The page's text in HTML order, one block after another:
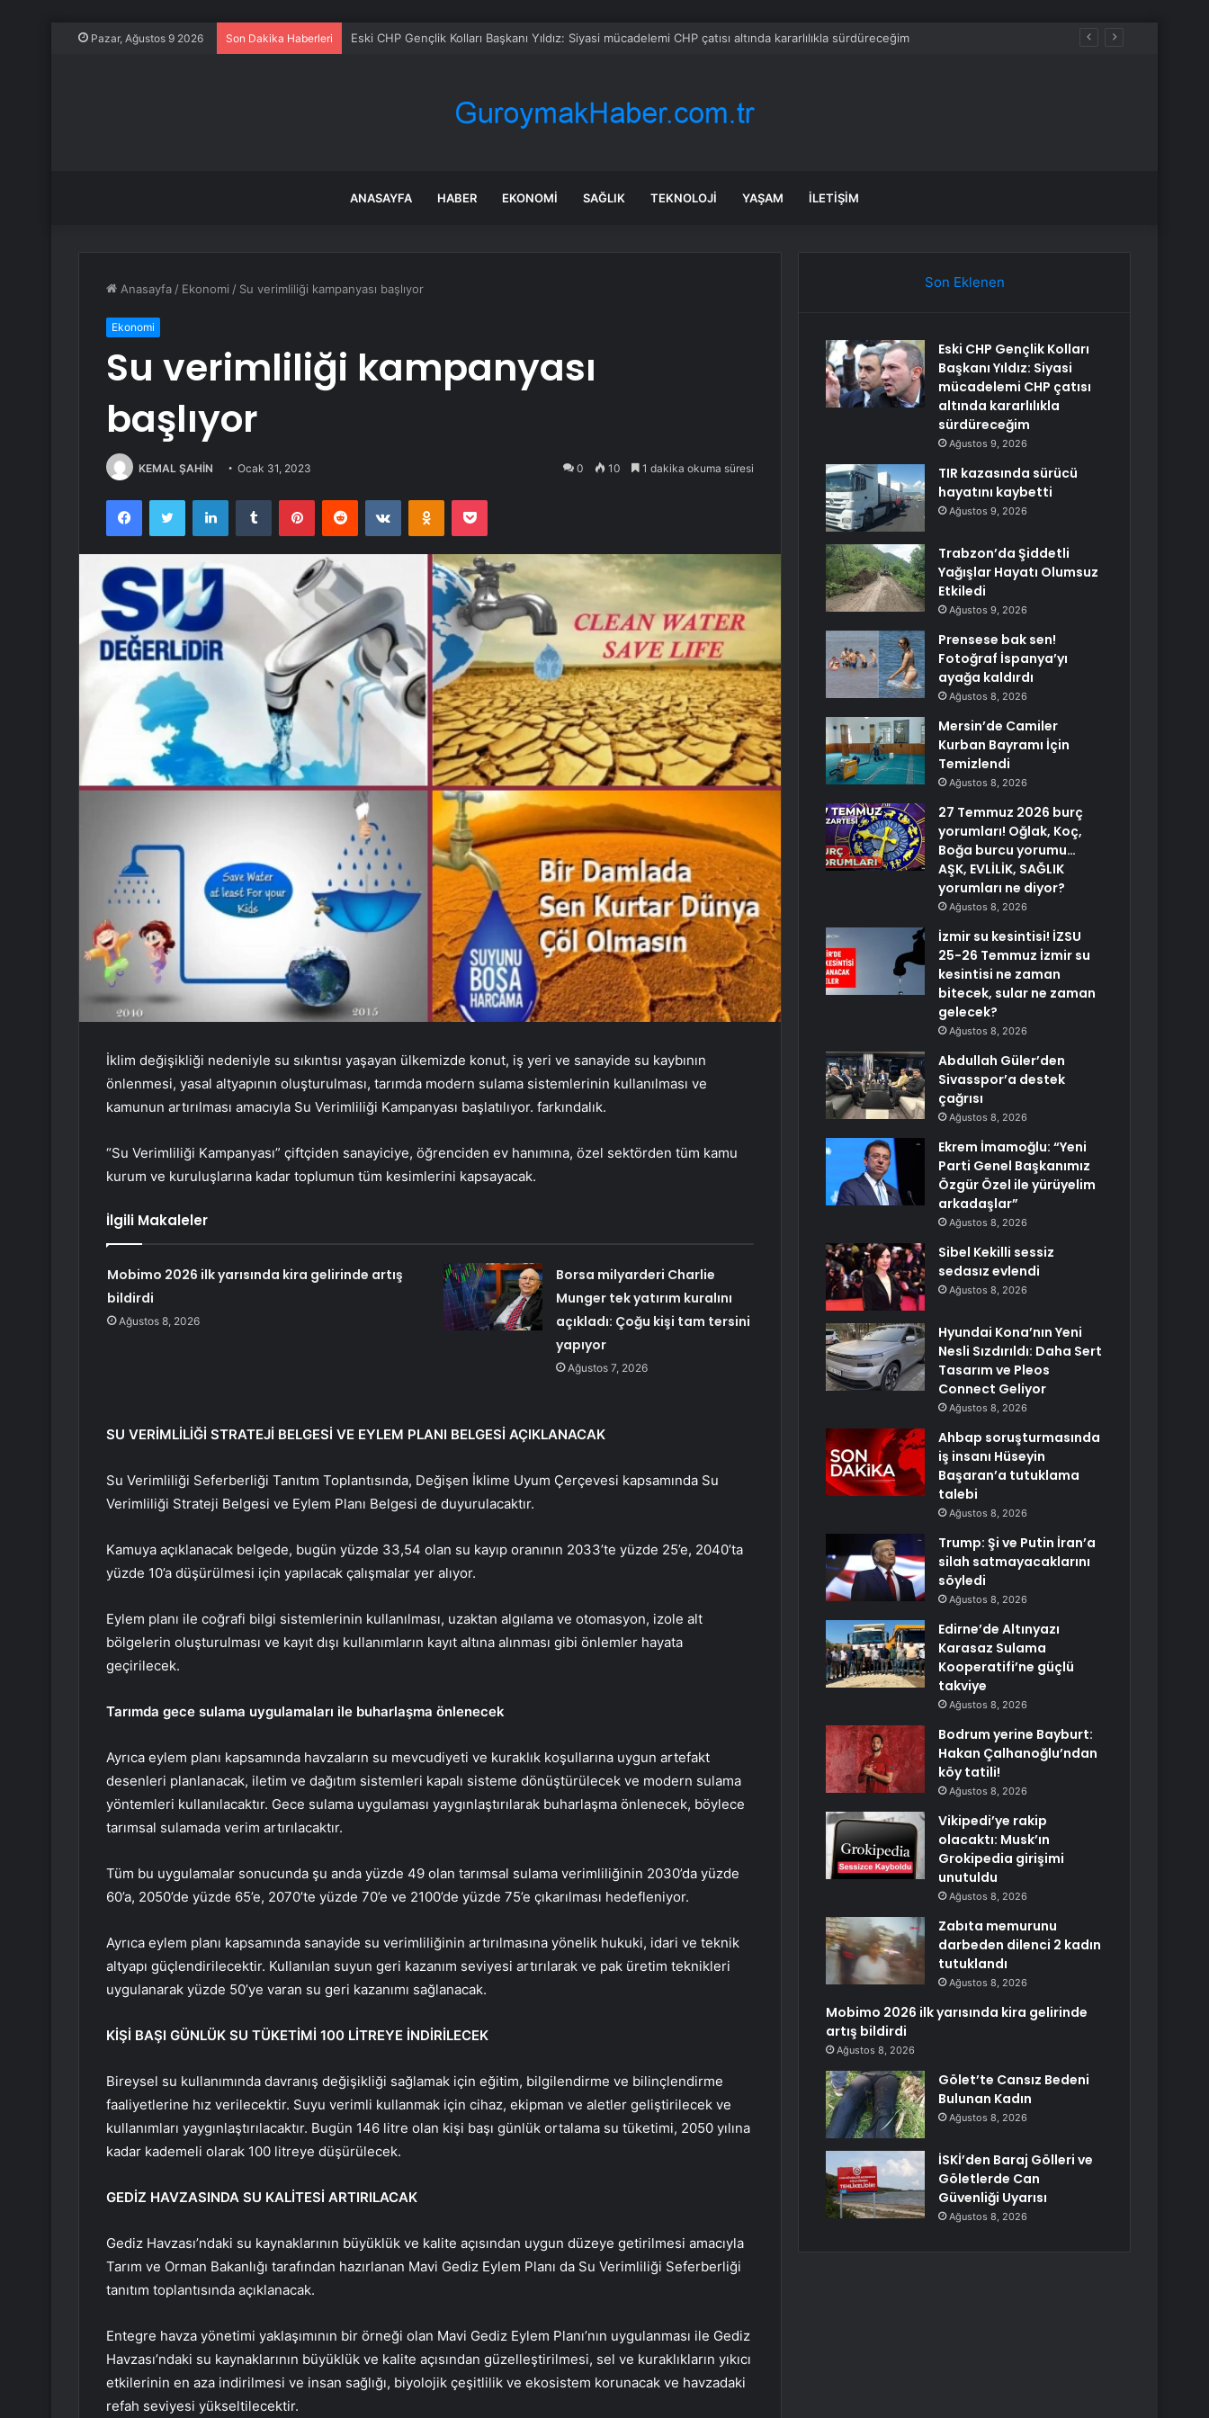
Pazar, Ağustos 9 2026 Son Dakika Haberleri TIR kazasında sürücü hayatını kaybetti
ANASAYFA HABER EKONOMI SAĞLIK TEKNOLOJI YAŞAM İLETIŞIM
Anasayfa / Ekonomi / Su verimliliği kampanyası başlıyor
Ekonomi
Su verimliliği kampanyası
başlıyor
KEMAL ŞAHİN Ocak 31, 2023 0 10 1 dakika okuma süresi
FacebookTwitter LinkedInTumblr PinterestReddit VKontakteOdnoklassniki
Pocket
İklim değişikliği nedeniyle su sıkıntısı yaşayan ülkemizde konut, iş yeri ve sanayide su kaybının
önlenmesi, yasal altyapının oluşturulması, tarımda modern sulama sistemlerinin kullanılması ve
kamunun artırılması amacıyla Su Verimliliği Kampanyası başlatılıyor. farkındalık.
“Su Verimliliği Kampanyası” çiftçiden sanayiciye, öğrenciden ev hanımına, özel sektörden tüm kamu
kurum ve kuruluşlarına kadar toplumun tüm kesimlerini kapsayacak.
İlgili Makaleler
Mobimo 2026 ilk yarısında kira gelirinde artış
bildirdi
Ağustos 8, 2026
Borsa milyarderi Charlie
Munger tek yatırım kuralını
açıkladı: Çoğu kişi tam tersini
yapıyor
Ağustos 7, 2026
SU VERİMLİLİĞİ STRATEJİ BELGESİ VE EYLEM PLANI BELGESİ AÇIKLANACAK
Su Verimliliği Seferberliği Tanıtım Toplantısında, Değişen İklime Uyum Çerçevesi kapsamında Su
Verimliliği Strateji Belgesi ve Eylem Planı Belgesi de duyurulacaktır.
Kamuya açıklanacak belgede, bugün yüzde 33,54 olan su kayıp oranının 2033’te yüzde 25’e, 2040’ta
yüzde 10’a düşürülmesi için yapılacak çalışmalar yer alıyor.
Eylem planı ile coğrafi bilgi sistemlerinin kullanılması, uzaktan algılama ve otomasyon, izole alt
bölgelerin oluşturulması ve kayıt dışı kullanımların kayıt altına alınması gibi önlemler hayata
geçirilecek.
Tarımda gece sulama uygulamaları ile buharlaşma önlenecek
Ayrıca eylem planı kapsamında havzaların su mevcudiyeti ve kuraklık koşullarına uygun artefakt
desenleri planlanacak, iletim ve dağıtım sistemleri kapalı sisteme dönüştürülecek ve modern sulama
yöntemleri kullanılacaktır. Gece sulama uygulaması yaygınlaştırılarak buharlaşma önlenecek, böylece
tarımsal sulamada verim artırılacaktır.
Tüm bu uygulamalar sonucunda şu anda yüzde 49 olan tarımsal sulama verimliliğinin 2030’da yüzde
60’a, 2050’de yüzde 65’e, 2070’te yüzde 70’e ve 2100’de yüzde 75’e çıkarılması hedefleniyor.
Ayrıca eylem planı kapsamında sanayide su verimliliğinin artırılmasına yönelik hukuki, idari ve teknik
altyapı güçlendirilecektir. Kullanılan suyun geri kazanım seviyesi artırılarak ve pak üretim teknikleri
uygulanarak yüzde 50’ye varan su geri kazanımı sağlanacak.
KİŞİ BAŞI GÜNLÜK SU TÜKETİMİ 100 LİTREYE İNDİRİLECEK
Bireysel su kullanımında davranış değişikliği sağlamak için eğitim, bilgilendirme ve bilinçlendirme
faaliyetlerine hız verilecektir. Suyu verimli kullanmak için cihaz, ekipman ve aletler geliştirilecek ve
kullanımları yaygınlaştırılacaktır. Bugün 146 litre olan kişi başı günlük ortalama su tüketimi, 2050 yılına
kadar kademeli olarak 100 litreye düşürülecek.
GEDİZ HAVZASINDA SU KALİTESİ ARTIRILACAK
Gediz Havzası’ndaki su kaynaklarının büyüklük ve kalite açısından uygun düzeye getirilmesi amacıyla
Tarım ve Orman Bakanlığı tarafından hazırlanan Mavi Gediz Eylem Planı da Su Verimliliği Seferberliği
tanıtım toplantısında açıklanacak.
Entegre havza yönetimi yaklaşımının bir örneği olan Mavi Gediz Eylem Planı’nın uygulanması ile Gediz
Havzası’ndaki su kaynaklarının büyüklük ve kalite açısından güzelleştirilmesi, sel ve kuraklıkların yıkıcı
etkilerinin en aza indirilmesi ve insan sağlığı, biyolojik çeşitlilik ve ekosistem korunacak ve havzadaki
refah seviyesi yükseltilecektir.
Son Eklenen
Eski CHP Gençlik Kolları
Başkanı Yıldız: Siyasi
mücadelemi CHP çatısı
altında kararlılıkla
sürdüreceğim
Ağustos 9, 2026
TIR kazasında sürücü
hayatını kaybetti
Ağustos 9, 2026
Trabzon’da Şiddetli
Yağışlar Hayatı Olumsuz
Etkiledi
Ağustos 9, 2026
Prensese bak sen!
Fotoğraf İspanya’yı
ayağa kaldırdı
Ağustos 8, 2026
Mersin’de Camiler
Kurban Bayramı İçin
Temizlendi
Ağustos 8, 2026
27 Temmuz 2026 burç
yorumları! Oğlak, Koç,
Boğa burcu yorumu…
AŞK, EVLİLİK, SAĞLIK
yorumları ne diyor?
Ağustos 8, 2026
İzmir su kesintisi! İZSU
25-26 Temmuz İzmir su
kesintisi ne zaman
bitecek, sular ne zaman
gelecek?
Ağustos 8, 2026
Abdullah Güler’den
Sivasspor’a destek
çağrısı
Ağustos 8, 2026
Ekrem İmamoğlu: “Yeni
Parti Genel Başkanımız
Özgür Özel ile yürüyelim
arkadaşlar”
Ağustos 8, 2026
Sibel Kekilli sessiz
sedasız evlendi
Ağustos 8, 2026
Hyundai Kona’nın Yeni
Nesli Sızdırıldı: Daha Sert
Tasarım ve Pleos
Connect Geliyor
Ağustos 8, 2026
Ahbap soruşturmasında
iş insanı Hüseyin
Başaran’a tutuklama
talebi
Ağustos 8, 2026
Trump: Şi ve Putin İran’a
silah satmayacaklarını
söyledi
Ağustos 8, 2026
Edirne’de Altınyazı
Karasaz Sulama
Kooperatifi’ne güçlü
takviye
Ağustos 8, 2026
Bodrum yerine Bayburt:
Hakan Çalhanoğlu’ndan
köy tatili!
Ağustos 8, 2026
Vikipedi’ye rakip
olacaktı: Musk’ın
Grokipedia girişimi
unutuldu
Ağustos 8, 2026
Zabıta memurunu
darbeden dilenci 2 kadın
tutuklandı
Ağustos 8, 2026
Mobimo 2026 ilk yarısında kira gelirinde
artış bildirdi
Ağustos 8, 2026
Gölet’te Cansız Bedeni
Bulunan Kadın
Ağustos 8, 2026
İSKİ’den Baraj Gölleri ve
Göletlerde Can
Güvenliği Uyarısı
Ağustos 8, 2026